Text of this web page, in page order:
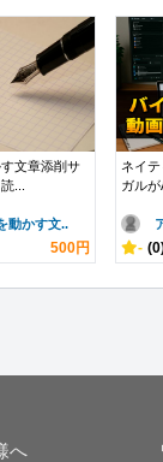
す文章添削サ
...
動かす文..
500円
ネイテ
ガルが
-
へ